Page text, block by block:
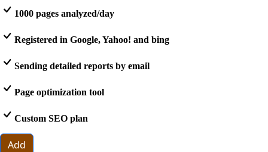
1000 pages analyzed/day
Registered in Google, Yahoo! and bing
Sending detailed reports by email
Page optimization tool
Custom SEO plan
Add